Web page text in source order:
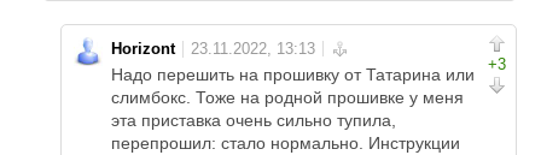
+3
Horizont
Надо перешить на прошивку от Татарина или
слимбокс. Тоже на родной прошивке у меня
эта приставка очень сильно тупила,
перепрошил: стало нормально. Инструкции